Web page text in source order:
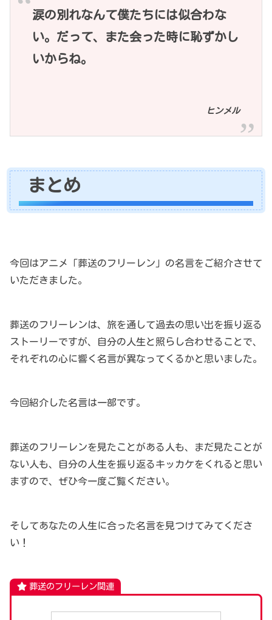
涙の別れなんて僕たちには似合わな
い。だって、また会った時に恥ずかし
いからね。
ヒンメル
まとめ
今回はアニメ「葬送のフリーレン」の名言をご紹介させて
いただきました。
葬送のフリーレンは、旅を通して過去の思い出を振り返る
ストーリーですが、自分の人生と照らし合わせることで、
それぞれの心に響く名言が異なってくるかと思いました。
今回紹介した名言は一部です。
葬送のフリーレンを見たことがある人も、まだ見たことが
ない人も、自分の人生を振り返るキッカケをくれると思い
ますので、ぜひ今一度ご覧ください。
そしてあなたの人生に合った名言を見つけてみてくださ
い！
葬送のフリーレン関連